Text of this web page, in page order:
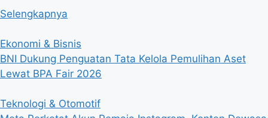
Selengkapnya
Ekonomi & Bisnis
BNI Dukung Penguatan Tata Kelola Pemulihan Aset
Lewat BPA Fair 2026
Teknologi & Otomotif